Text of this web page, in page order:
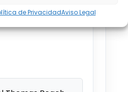
de PrivacidadAviso Legal
€885
à votre